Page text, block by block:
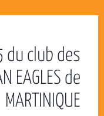
club des
EAGLES de
MARTINIQUE